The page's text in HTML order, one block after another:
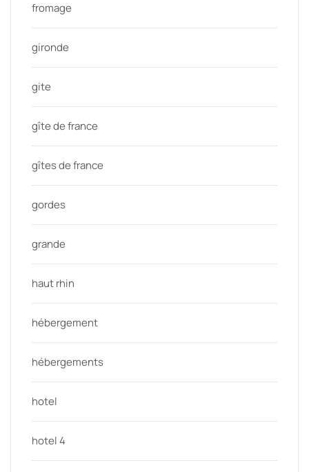
fromage
gironde
gite
gîte de france
gîtes de france
gordes
grande
haut rhin
hébergement
hébergements
hotel
hotel 4